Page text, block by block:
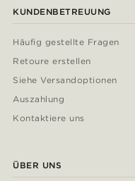
KUNDENBETREUUNG
Häufig gestellte Fragen
Retoure erstellen
Siehe Versandoptionen
Auszahlung
Kontaktiere uns
ÜBER UNS